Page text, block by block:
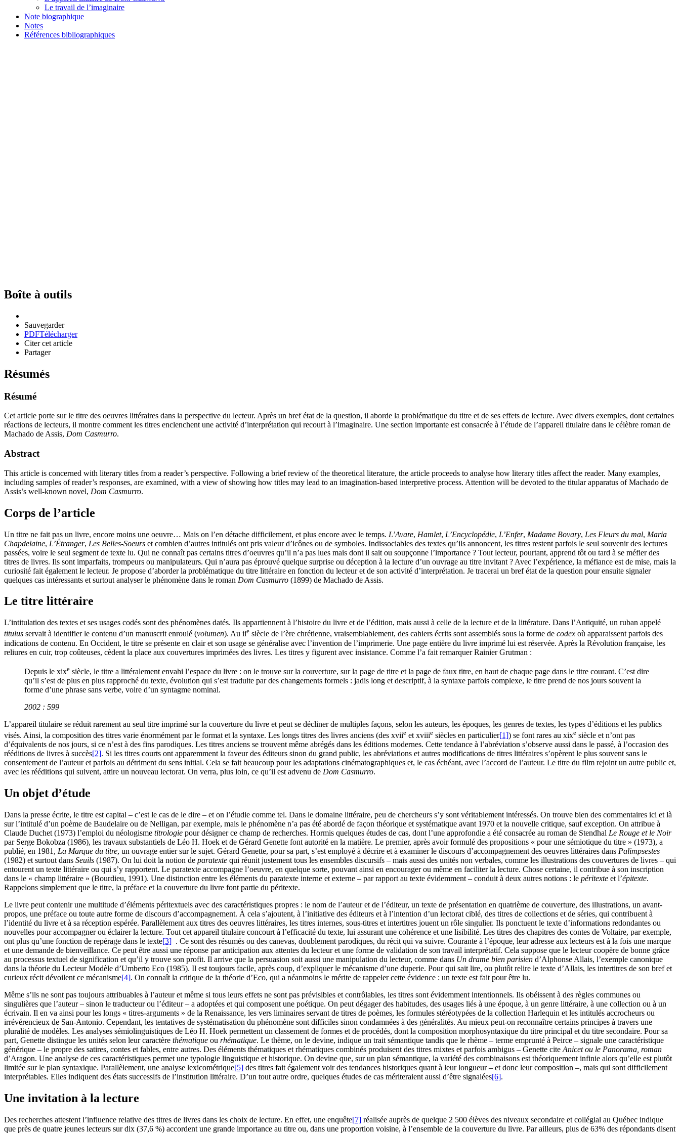
Le travail de l’imaginaire
Note biographique
Notes
Références bibliographiques
Boîte à outils
Sauvegarder
PDFTélécharger
Citer cet article
Partager
Résumés
Résumé
Cet article porte sur le titre des oeuvres littéraires dans la perspective du lecteur. Après un bref état de la question, il aborde la problématique du titre et de ses effets de lecture. Avec divers exemples, dont certaines
réactions de lecteurs, il montre comment les titres enclenchent une activité d’interprétation qui recourt à l’imaginaire. Une section importante est consacrée à l’étude de l’appareil titulaire dans le célèbre roman de
Machado de Assis, Dom Casmurro.
Abstract
This article is concerned with literary titles from a reader’s perspective. Following a brief review of the theoretical literature, the article proceeds to analyse how literary titles affect the reader. Many examples,
including samples of reader’s responses, are examined, with a view of showing how titles may lead to an imagination-based interpretive process. Attention will be devoted to the titular apparatus of Machado de
Assis’s well-known novel, Dom Casmurro.
Corps de l’article
Un titre ne fait pas un livre, encore moins une oeuvre… Mais on l’en détache difficilement, et plus encore avec le temps. L’Avare, Hamlet, L’Encyclopédie, L’Enfer, Madame Bovary, Les Fleurs du mal, Maria
Chapdelaine, L’Étranger, Les Belles-Soeurs et combien d’autres intitulés ont pris valeur d’icônes ou de symboles. Indissociables des textes qu’ils annoncent, les titres restent parfois le seul souvenir des lectures
passées, voire le seul segment de texte lu. Qui ne connaît pas certains titres d’oeuvres qu’il n’a pas lues mais dont il sait ou soupçonne l’importance ? Tout lecteur, pourtant, apprend tôt ou tard à se méfier des
titres de livres. Ils sont imparfaits, trompeurs ou manipulateurs. Qui n’aura pas éprouvé quelque surprise ou déception à la lecture d’un ouvrage au titre invitant ? Avec l’expérience, la méfiance est de mise, mais la
curiosité fait également le lecteur. Je propose d’aborder la problématique du titre littéraire en fonction du lecteur et de son activité d’interprétation. Je tracerai un bref état de la question pour ensuite signaler
quelques cas intéressants et surtout analyser le phénomène dans le roman Dom Casmurro (1899) de Machado de Assis.
Le titre littéraire
L’intitulation des textes et ses usages codés sont des phénomènes datés. Ils appartiennent à l’histoire du livre et de l’édition, mais aussi à celle de la lecture et de la littérature. Dans l’Antiquité, un ruban appelé
titulus servait à identifier le contenu d’un manuscrit enroulé (volumen). Au iie siècle de l’ère chrétienne, vraisemblablement, des cahiers écrits sont assemblés sous la forme de codex où apparaissent parfois des
indications de contenu. En Occident, le titre se présente en clair et son usage se généralise avec l’invention de l’imprimerie. Une page entière du livre imprimé lui est réservée. Après la Révolution française, les
reliures en cuir, trop coûteuses, cèdent la place aux couvertures imprimées des livres. Les titres y figurent avec insistance. Comme l’a fait remarquer Rainier Grutman :
Depuis le xixe siècle, le titre a littéralement envahi l’espace du livre : on le trouve sur la couverture, sur la page de titre et la page de faux titre, en haut de chaque page dans le titre courant. C’est dire
qu’il s’est de plus en plus rapproché du texte, évolution qui s’est traduite par des changements formels : jadis long et descriptif, à la syntaxe parfois complexe, le titre prend de nos jours souvent la
forme d’une phrase sans verbe, voire d’un syntagme nominal.
2002 : 599
L’appareil titulaire se réduit rarement au seul titre imprimé sur la couverture du livre et peut se décliner de multiples façons, selon les auteurs, les époques, les genres de textes, les types d’éditions et les publics
visés. Ainsi, la composition des titres varie énormément par le format et la syntaxe. Les longs titres des livres anciens (des xviie et xviiie siècles en particulier[1]) se font rares au xixe siècle et n’ont pas
d’équivalents de nos jours, si ce n’est à des fins parodiques. Les titres anciens se trouvent même abrégés dans les éditions modernes. Cette tendance à l’abréviation s’observe aussi dans le passé, à l’occasion des
rééditions de livres à succès[2]. Si les titres courts ont apparemment la faveur des éditeurs sinon du grand public, les abréviations et autres modifications de titres littéraires s’opèrent le plus souvent sans le
consentement de l’auteur et parfois au détriment du sens initial. Cela se fait beaucoup pour les adaptations cinématographiques et, le cas échéant, avec l’accord de l’auteur. Le titre du film rejoint un autre public et,
avec les rééditions qui suivent, attire un nouveau lectorat. On verra, plus loin, ce qu’il est advenu de Dom Casmurro.
Un objet d’étude
Dans la presse écrite, le titre est capital – c’est le cas de le dire – et on l’étudie comme tel. Dans le domaine littéraire, peu de chercheurs s’y sont véritablement intéressés. On trouve bien des commentaires ici et là
sur l’intitulé d’un poème de Baudelaire ou de Nelligan, par exemple, mais le phénomène n’a pas été abordé de façon théorique et systématique avant 1970 et la nouvelle critique, sauf exception. On attribue à
Claude Duchet (1973) l’emploi du néologisme titrologie pour désigner ce champ de recherches. Hormis quelques études de cas, dont l’une approfondie a été consacrée au roman de Stendhal Le Rouge et le Noir
par Serge Bokobza (1986), les travaux substantiels de Léo H. Hoek et de Gérard Genette font autorité en la matière. Le premier, après avoir formulé des propositions « pour une sémiotique du titre » (1973), a
publié, en 1981, La Marque du titre, un ouvrage entier sur le sujet. Gérard Genette, pour sa part, s’est employé à décrire et à examiner le discours d’accompagnement des oeuvres littéraires dans Palimpsestes
(1982) et surtout dans Seuils (1987). On lui doit la notion de paratexte qui réunit justement tous les ensembles discursifs – mais aussi des unités non verbales, comme les illustrations des couvertures de livres – qui
entourent un texte littéraire ou qui s’y rapportent. Le paratexte accompagne l’oeuvre, en quelque sorte, pouvant ainsi en encourager ou même en faciliter la lecture. Chose certaine, il contribue à son inscription
dans le « champ littéraire » (Bourdieu, 1991). Une distinction entre les éléments du paratexte interne et externe – par rapport au texte évidemment – conduit à deux autres notions : le péritexte et l’épitexte.
Rappelons simplement que le titre, la préface et la couverture du livre font partie du péritexte.
Le livre peut contenir une multitude d’éléments péritextuels avec des caractéristiques propres : le nom de l’auteur et de l’éditeur, un texte de présentation en quatrième de couverture, des illustrations, un avant-
propos, une préface ou toute autre forme de discours d’accompagnement. À cela s’ajoutent, à l’initiative des éditeurs et à l’intention d’un lectorat ciblé, des titres de collections et de séries, qui contribuent à
l’identité du livre et à sa réception espérée. Parallèlement aux titres des oeuvres littéraires, les titres internes, sous-titres et intertitres jouent un rôle singulier. Ils ponctuent le texte d’informations redondantes ou
nouvelles pour accompagner ou éclairer la lecture. Tout cet appareil titulaire concourt à l’efficacité du texte, lui assurant une cohérence et une lisibilité. Les titres des chapitres des contes de Voltaire, par exemple,
ont plus qu’une fonction de repérage dans le texte[3] . Ce sont des résumés ou des canevas, doublement parodiques, du récit qui va suivre. Courante à l’époque, leur adresse aux lecteurs est à la fois une marque
et une demande de bienveillance. Ce peut être aussi une réponse par anticipation aux attentes du lecteur et une forme de validation de son travail interprétatif. Cela suppose que le lecteur coopère de bonne grâce
au processus textuel de signification et qu’il y trouve son profit. Il arrive que la persuasion soit aussi une manipulation du lecteur, comme dans Un drame bien parisien d’Alphonse Allais, l’exemple canonique
dans la théorie du Lecteur Modèle d’Umberto Eco (1985). Il est toujours facile, après coup, d’expliquer le mécanisme d’une duperie. Pour qui sait lire, ou plutôt relire le texte d’Allais, les intertitres de son bref et
curieux récit dévoilent ce mécanisme[4]. On connaît la critique de la théorie d’Eco, qui a néanmoins le mérite de rappeler cette évidence : un texte est fait pour être lu.
Même s’ils ne sont pas toujours attribuables à l’auteur et même si tous leurs effets ne sont pas prévisibles et contrôlables, les titres sont évidemment intentionnels. Ils obéissent à des règles communes ou
singulières que l’auteur – sinon le traducteur ou l’éditeur – a adoptées et qui composent une poétique. On peut dégager des habitudes, des usages liés à une époque, à un genre littéraire, à une collection ou à un
écrivain. Il en va ainsi pour les longs « titres-arguments » de la Renaissance, les vers liminaires servant de titres de poèmes, les formules stéréotypées de la collection Harlequin et les intitulés accrocheurs ou
irrévérencieux de San-Antonio. Cependant, les tentatives de systématisation du phénomène sont difficiles sinon condamnées à des généralités. Au mieux peut-on reconnaître certains principes à travers une
pluralité de modèles. Les analyses sémiolinguistiques de Léo H. Hoek permettent un classement de formes et de procédés, dont la composition morphosyntaxique du titre principal et du titre secondaire. Pour sa
part, Genette distingue les unités selon leur caractère thématique ou rhématique. Le thème, on le devine, indique un trait sémantique tandis que le rhème – terme emprunté à Peirce – signale une caractéristique
générique – le propre des satires, contes et fables, entre autres. Des éléments thématiques et rhématiques combinés produisent des titres mixtes et parfois ambigus – Genette cite Anicet ou le Panorama, roman
d’Aragon. Une analyse de ces caractéristiques permet une typologie linguistique et historique. On devine que, sur un plan sémantique, la variété des combinaisons est théoriquement infinie alors qu’elle est plutôt
limitée sur le plan syntaxique. Parallèlement, une analyse lexicométrique[5] des titres fait également voir des tendances historiques quant à leur longueur – et donc leur composition –, mais qui sont difficilement
interprétables. Elles indiquent des états successifs de l’institution littéraire. D’un tout autre ordre, quelques études de cas mériteraient aussi d’être signalées[6].
Une invitation à la lecture
Des recherches attestent l’influence relative des titres de livres dans les choix de lecture. En effet, une enquête[7] réalisée auprès de quelque 2 500 élèves des niveaux secondaire et collégial au Québec indique
que près de quatre jeunes lecteurs sur dix (37,6 %) accordent une grande importance au titre ou, dans une proportion voisine, à l’ensemble de la couverture du livre. Par ailleurs, plus de 63% des répondants disent